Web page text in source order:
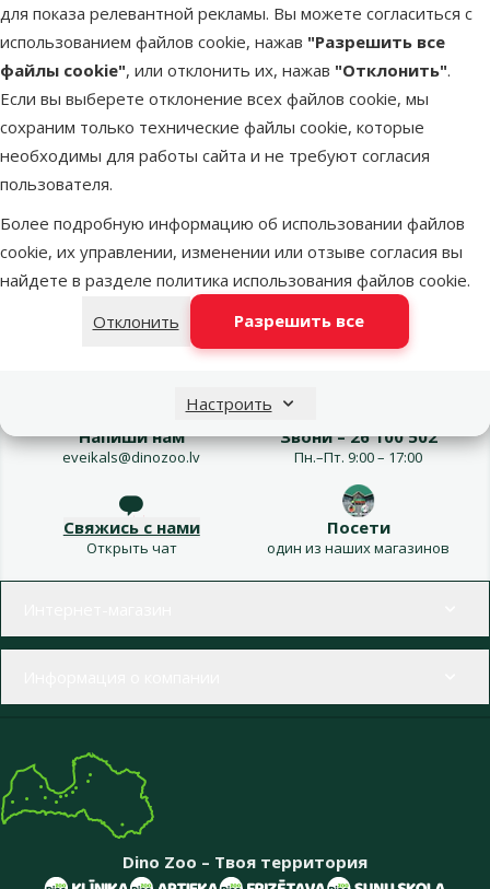
для показа релевантной рекламы. Вы можете согласиться с
использованием файлов cookie, нажав "Разрешить все
файлы cookie", или отклонить их, нажав "Отклонить".
Если вы выберете отклонение всех файлов cookie, мы
сохраним только технические файлы cookie, которые
необходимы для работы сайта и не требуют согласия
пользователя.
Более подробную информацию об использовании файлов
cookie, их управлении, изменении или отзыве согласия вы
найдете в разделе политика использования файлов cookie.
Отклонить
Разрешить все
Настроить
DPD Pickup tīkls в среду
LATVIJAS PASTS почтовое отделение в среду
OMNIVA пакоматы в среду
Добавить в корзину
Напиши нам
eveikals@dinozoo.lv
Звони – 26 100 502
Пн.–Пт. 9:00 – 17:00
Свяжись с нами
Открыть чат
Посети
один из наших магазинов
Dino Zoo – Твоя территория